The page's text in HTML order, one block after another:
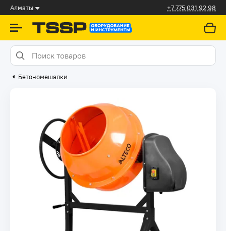
Алматы +7 775 031 92 98
Бетономешалки